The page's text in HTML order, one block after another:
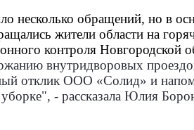
несколько обращений, но в
жители области на
контроля Новгородской
внутридворовых
отклик ООО «Солид» и
", - рассказала Юлия